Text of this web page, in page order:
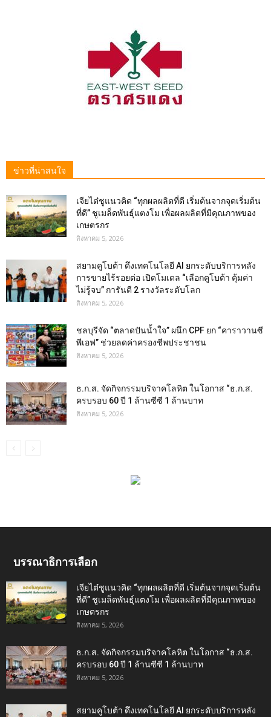
ข่าวที่น่าสนใจ
เจียไต๋ชูแนวคิด “ทุกผลผลิตที่ดี เริ่มต้นจากจุดเริ่มต้น
ที่ดี” ชูเมล็ดพันธุ์แตงโม เพื่อผลผลิตที่มีคุณภาพของ
เกษตรกร
สิงหาคม 5, 2026
สยามคูโบต้า ดึงเทคโนโลยี AI ยกระดับบริการหลัง
การขายไร้รอยต่อ เปิดโมเดล “เลือกคูโบต้า คุ้มค่า
ไม่รู้จบ” การันตี 2 รางวัลระดับโลก
สิงหาคม 5, 2026
ชลบุรีจัด “ตลาดปันน้ำใจ” ผนึก CPF ยก “คาราวานซี
พีเอฟ” ช่วยลดค่าครองชีพประชาชน
สิงหาคม 5, 2026
ธ.ก.ส. จัดกิจกรรมบริจาคโลหิต ในโอกาส “ธ.ก.ส.
ครบรอบ 60 ปี 1 ล้านซีซี 1 ล้านบาท
สิงหาคม 5, 2026
บรรณาธิการเลือก
เจียไต๋ชูแนวคิด “ทุกผลผลิตที่ดี เริ่มต้นจากจุดเริ่มต้น
ที่ดี” ชูเมล็ดพันธุ์แตงโม เพื่อผลผลิตที่มีคุณภาพของ
เกษตรกร
สิงหาคม 5, 2026
ธ.ก.ส. จัดกิจกรรมบริจาคโลหิต ในโอกาส “ธ.ก.ส.
ครบรอบ 60 ปี 1 ล้านซีซี 1 ล้านบาท
สิงหาคม 5, 2026
สยามคูโบต้า ดึงเทคโนโลยี AI ยกระดับบริการหลัง